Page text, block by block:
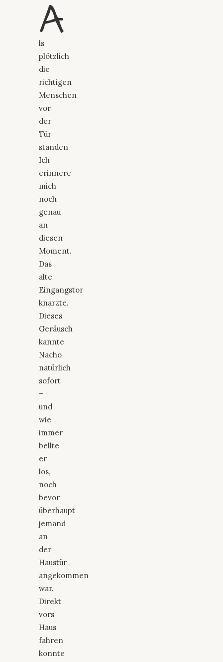
A
ls
plötzlich
die
richtigen
Menschen
vor
der
Tür
standen
Ich
erinnere
mich
noch
genau
an
diesen
Moment.
Das
alte
Eingangstor
knarzte.
Dieses
Geräusch
kannte
Nacho
natürlich
sofort
–
und
wie
immer
bellte
er
los,
noch
bevor
überhaupt
jemand
an
der
Haustür
angekommen
war.
Direkt
vors
Haus
fahren
konnte